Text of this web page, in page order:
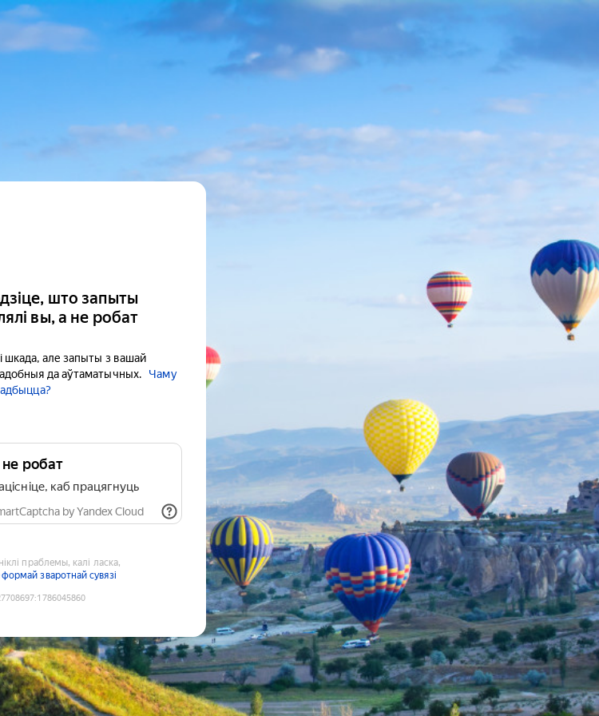
што запыты
вы, а не робат
шкада, але запыты з вашай
да аўтаматычных.
Чаму
адбыцца?
робат
каб працягнуць
by Yandex Cloud
праблемы, калі ласка,
формай зваротнай сувязі
:1786045860